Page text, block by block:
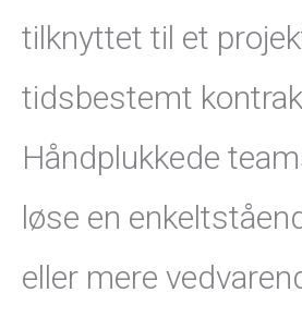
tilknyttet til et
tidsbestemt
Håndplukkede
løse en
eller mere